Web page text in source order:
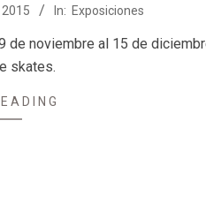
In: Exposiciones
de noviembre al 15 de
skates.